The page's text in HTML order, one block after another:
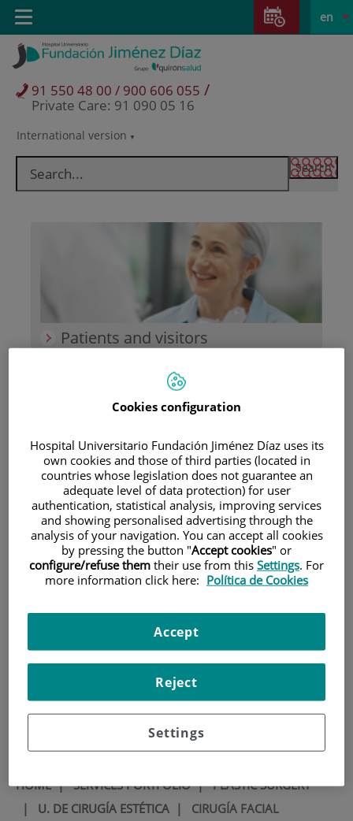
Jump to content
Jump
content
Language
selector
Active
en
International version
91 550 48 00 / 900 606 055 /
Private Care: 91 090 05 16
Toggle
navigation
Patients and visitors
Research
Teaching
Teléfono de atención al usuario
900 301 013
HOME|SERVICES PORTFOLIO|PLASTIC SURGERY
| U. DE CIRUGÍA ESTÉTICA| CIRUGÍA FACIAL
Cookies configuration
Hospital Universitario Fundación Jiménez Díaz uses its
own cookies and those of third parties (located in
countries whose legislation does not guarantee an
adequate level of data protection) for user
authentication, statistical analysis, improving services
and showing personalised advertising through the
analysis of your navigation. You can accept all cookies
by pressing the button "Accept cookies" or
configure/refuse them their use from this Settings. For
more information click here: Política de Cookies
Settings
Reject
Accept